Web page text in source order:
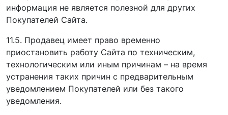
информация не является полезной для других
Покупателей Сайта.
11.5. Продавец имеет право временно
приостановить работу Сайта по техническим,
технологическим или иным причинам – на время
устранения таких причин с предварительным
уведомлением Покупателей или без такого
уведомления.